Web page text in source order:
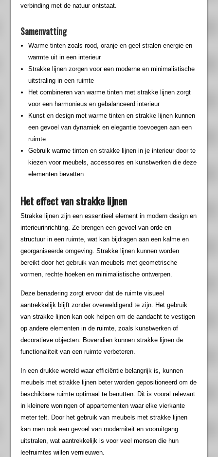
verbinding met de natuur ontstaat.
Samenvatting
Warme tinten zoals rood, oranje en geel stralen energie en
warmte uit in een interieur
Strakke lijnen zorgen voor een moderne en minimalistische
uitstraling in een ruimte
Het combineren van warme tinten met strakke lijnen zorgt
voor een harmonieus en gebalanceerd interieur
Kunst en design met warme tinten en strakke lijnen kunnen
een gevoel van dynamiek en elegantie toevoegen aan een
ruimte
Gebruik warme tinten en strakke lijnen in je interieur door te
kiezen voor meubels, accessoires en kunstwerken die deze
elementen bevatten
Het effect van strakke lijnen
Strakke lijnen zijn een essentieel element in modern design en
interieurinrichting. Ze brengen een gevoel van orde en
structuur in een ruimte, wat kan bijdragen aan een kalme en
georganiseerde omgeving. Strakke lijnen kunnen worden
bereikt door het gebruik van meubels met geometrische
vormen, rechte hoeken en minimalistische ontwerpen.
Deze benadering zorgt ervoor dat de ruimte visueel
aantrekkelijk blijft zonder overweldigend te zijn. Het gebruik
van strakke lijnen kan ook helpen om de aandacht te vestigen
op andere elementen in de ruimte, zoals kunstwerken of
decoratieve objecten. Bovendien kunnen strakke lijnen de
functionaliteit van een ruimte verbeteren.
In een drukke wereld waar efficiëntie belangrijk is, kunnen
meubels met strakke lijnen beter worden gepositioneerd om de
beschikbare ruimte optimaal te benutten. Dit is vooral relevant
in kleinere woningen of appartementen waar elke vierkante
meter telt. Door het gebruik van meubels met strakke lijnen
kan men ook een gevoel van moderniteit en vooruitgang
uitstralen, wat aantrekkelijk is voor veel mensen die hun
leefruimtes willen vernieuwen.